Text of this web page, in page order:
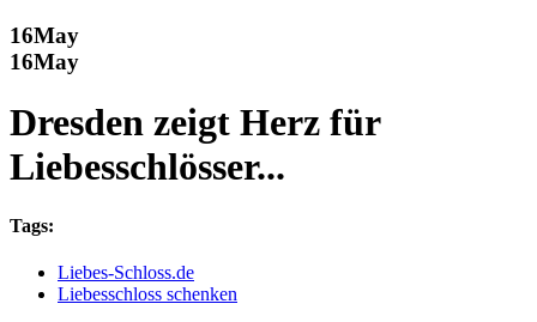
16May
16May
Dresden zeigt Herz für
Liebesschlösser...
Tags:
Liebes-Schloss.de
Liebesschloss schenken